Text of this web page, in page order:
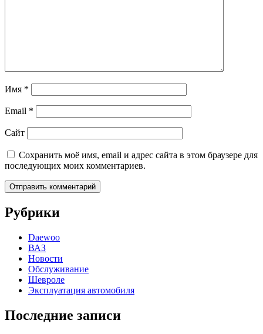
Имя *
Email *
Сайт
Сохранить моё имя, email и адрес сайта в этом браузере для
последующих моих комментариев.
Рубрики
Daewoo
ВАЗ
Новости
Обслуживание
Шевроле
Эксплуатация автомобиля
Последние записи